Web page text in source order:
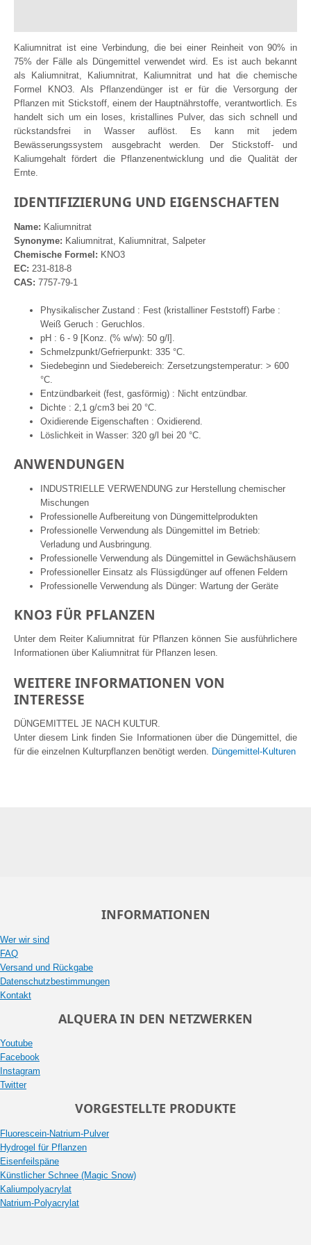
Kaliumnitrat ist eine Verbindung, die bei einer Reinheit von 90% in
75% der Fälle als Düngemittel verwendet wird. Es ist auch bekannt
als Kaliumnitrat, Kaliumnitrat, Kaliumnitrat und hat die chemische
Formel KNO3. Als Pflanzendünger ist er für die Versorgung der
Pflanzen mit Stickstoff, einem der Hauptnährstoffe, verantwortlich. Es
handelt sich um ein loses, kristallines Pulver, das sich schnell und
rückstandsfrei in Wasser auflöst. Es kann mit jedem
Bewässerungssystem ausgebracht werden. Der Stickstoff- und
Kaliumgehalt fördert die Pflanzenentwicklung und die Qualität der
Ernte.
IDENTIFIZIERUNG UND EIGENSCHAFTEN
Name: Kaliumnitrat
Synonyme: Kaliumnitrat, Kaliumnitrat, Salpeter
Chemische Formel: KNO3
EC: 231-818-8
CAS: 7757-79-1
Physikalischer Zustand : Fest (kristalliner Feststoff) Farbe :
Weiß Geruch : Geruchlos.
pH : 6 - 9 [Konz. (% w/w): 50 g/l].
Schmelzpunkt/Gefrierpunkt: 335 °C.
Siedebeginn und Siedebereich: Zersetzungstemperatur: > 600
°C.
Entzündbarkeit (fest, gasförmig) : Nicht entzündbar.
Dichte : 2,1 g/cm3 bei 20 °C.
Oxidierende Eigenschaften : Oxidierend.
Löslichkeit in Wasser: 320 g/l bei 20 °C.
ANWENDUNGEN
INDUSTRIELLE VERWENDUNG zur Herstellung chemischer
Mischungen
Professionelle Aufbereitung von Düngemittelprodukten
Professionelle Verwendung als Düngemittel im Betrieb:
Verladung und Ausbringung.
Professionelle Verwendung als Düngemittel in Gewächshäusern
Professioneller Einsatz als Flüssigdünger auf offenen Feldern
Professionelle Verwendung als Dünger: Wartung der Geräte
KNO3 FÜR PFLANZEN
Unter dem Reiter Kaliumnitrat für Pflanzen können Sie ausführlichere
Informationen über Kaliumnitrat für Pflanzen lesen.
WEITERE INFORMATIONEN VON
INTERESSE
DÜNGEMITTEL JE NACH KULTUR.
Unter diesem Link finden Sie Informationen über die Düngemittel, die
für die einzelnen Kulturpflanzen benötigt werden.
Düngemittel-Kulturen
INFORMATIONEN
Wer wir sind
FAQ
Versand und Rückgabe
Datenschutzbestimmungen
Kontakt
ALQUERA IN DEN NETZWERKEN
Youtube
Facebook
Instagram
Twitter
VORGESTELLTE PRODUKTE
Fluorescein-Natrium-Pulver
Hydrogel für Pflanzen
Eisenfeilspäne
Künstlicher Schnee (Magic Snow)
Kaliumpolyacrylat
Natrium-Polyacrylat